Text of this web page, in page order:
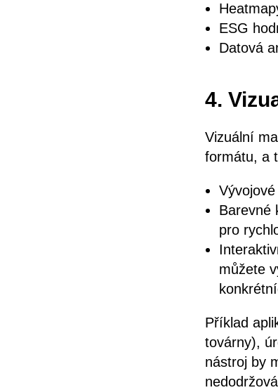
ESG
Datová
4.
Vizuální
formátu, a
Barevné
pro
můžete
Příklad
továrny),
nástroj by